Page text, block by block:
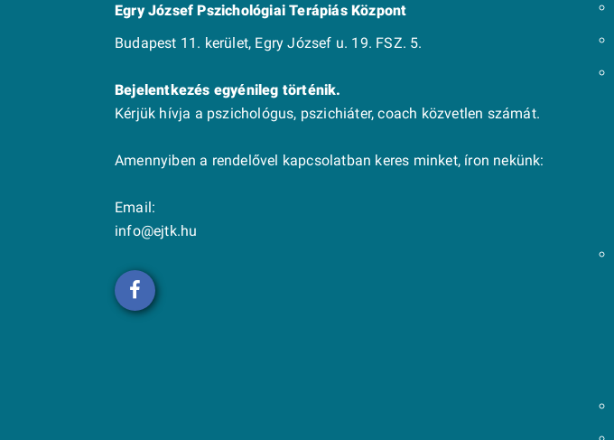
Egry József Pszichológiai Terápiás Központ
Budapest 11. kerület, Egry József u. 19. FSZ. 5.
Bejelentkezés egyénileg történik.
Kérjük hívja a pszichológus, pszichiáter, coach közvetlen számát.
Amennyiben a rendelővel kapcsolatban keres minket, íron nekünk:
Email:
info@ejtk.hu